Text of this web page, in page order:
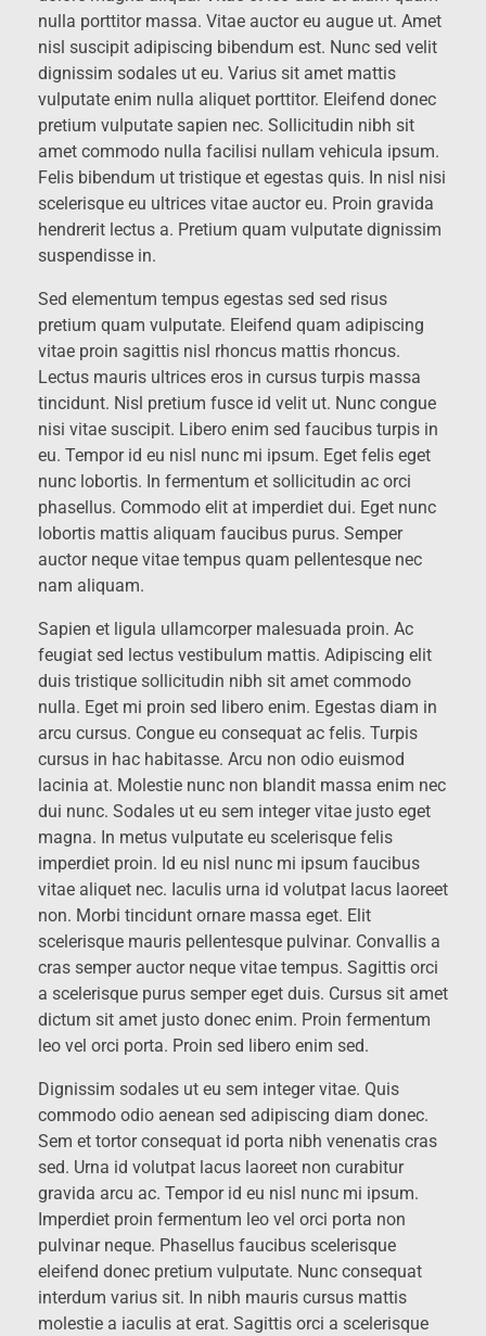
nulla porttitor massa. Vitae auctor eu augue ut. Amet
nisl suscipit adipiscing bibendum est. Nunc sed velit
dignissim sodales ut eu. Varius sit amet mattis
vulputate enim nulla aliquet porttitor. Eleifend donec
pretium vulputate sapien nec. Sollicitudin nibh sit
amet commodo nulla facilisi nullam vehicula ipsum.
Felis bibendum ut tristique et egestas quis. In nisl nisi
scelerisque eu ultrices vitae auctor eu. Proin gravida
hendrerit lectus a. Pretium quam vulputate dignissim
suspendisse in.
Sed elementum tempus egestas sed sed risus
pretium quam vulputate. Eleifend quam adipiscing
vitae proin sagittis nisl rhoncus mattis rhoncus.
Lectus mauris ultrices eros in cursus turpis massa
tincidunt. Nisl pretium fusce id velit ut. Nunc congue
nisi vitae suscipit. Libero enim sed faucibus turpis in
eu. Tempor id eu nisl nunc mi ipsum. Eget felis eget
nunc lobortis. In fermentum et sollicitudin ac orci
phasellus. Commodo elit at imperdiet dui. Eget nunc
lobortis mattis aliquam faucibus purus. Semper
auctor neque vitae tempus quam pellentesque nec
nam aliquam.
Sapien et ligula ullamcorper malesuada proin. Ac
feugiat sed lectus vestibulum mattis. Adipiscing elit
duis tristique sollicitudin nibh sit amet commodo
nulla. Eget mi proin sed libero enim. Egestas diam in
arcu cursus. Congue eu consequat ac felis. Turpis
cursus in hac habitasse. Arcu non odio euismod
lacinia at. Molestie nunc non blandit massa enim nec
dui nunc. Sodales ut eu sem integer vitae justo eget
magna. In metus vulputate eu scelerisque felis
imperdiet proin. Id eu nisl nunc mi ipsum faucibus
vitae aliquet nec. Iaculis urna id volutpat lacus laoreet
non. Morbi tincidunt ornare massa eget. Elit
scelerisque mauris pellentesque pulvinar. Convallis a
cras semper auctor neque vitae tempus. Sagittis orci
a scelerisque purus semper eget duis. Cursus sit amet
dictum sit amet justo donec enim. Proin fermentum
leo vel orci porta. Proin sed libero enim sed.
Dignissim sodales ut eu sem integer vitae. Quis
commodo odio aenean sed adipiscing diam donec.
Sem et tortor consequat id porta nibh venenatis cras
sed. Urna id volutpat lacus laoreet non curabitur
gravida arcu ac. Tempor id eu nisl nunc mi ipsum.
Imperdiet proin fermentum leo vel orci porta non
pulvinar neque. Phasellus faucibus scelerisque
eleifend donec pretium vulputate. Nunc consequat
interdum varius sit. In nibh mauris cursus mattis
molestie a iaculis at erat. Sagittis orci a scelerisque